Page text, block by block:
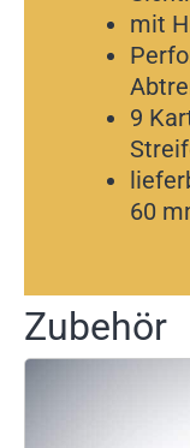
mit
9
60
Zubehör